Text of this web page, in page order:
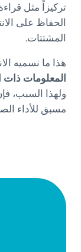
تركيزاً مثل
الحفاظ على
المشتتات.
هذا ما نسميه
المعلومات ذات
ولهذا السبب،
مسبق للأداء